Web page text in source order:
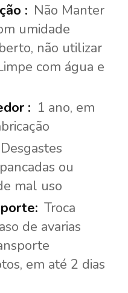
Não Manter
umidade
não utilizar
com água e
1 ano, em
Desgastes
ou
mal uso
Troca
de avarias
em até 2 dias